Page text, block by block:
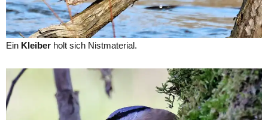
Ein Kleiber holt sich Nistmaterial.